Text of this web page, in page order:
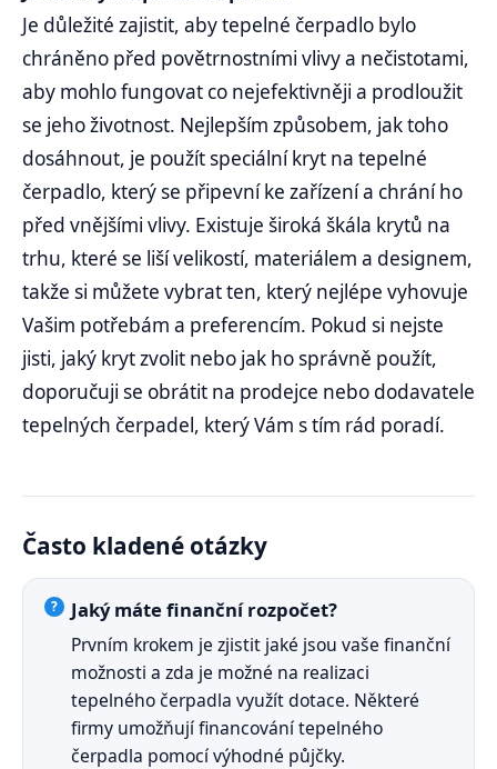
Je důležité zajistit, aby tepelné čerpadlo bylo
chráněno před povětrnostními vlivy a nečistotami,
aby mohlo fungovat co nejefektivněji a prodloužit
se jeho životnost. Nejlepším způsobem, jak toho
dosáhnout, je použít speciální kryt na tepelné
čerpadlo, který se připevní ke zařízení a chrání ho
před vnějšími vlivy. Existuje široká škála krytů na
trhu, které se liší velikostí, materiálem a designem,
takže si můžete vybrat ten, který nejlépe vyhovuje
Vašim potřebám a preferencím. Pokud si nejste
jisti, jaký kryt zvolit nebo jak ho správně použít,
doporučuji se obrátit na prodejce nebo dodavatele
tepelných čerpadel, který Vám s tím rád poradí.
Často kladené otázky
Jaký máte finanční rozpočet?
Prvním krokem je zjistit jaké jsou vaše finanční
možnosti a zda je možné na realizaci
tepelného čerpadla využít dotace. Některé
firmy umožňují financování tepelného
čerpadla pomocí výhodné půjčky.